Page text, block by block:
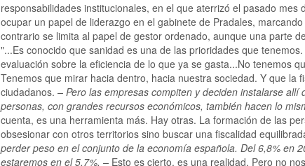
responsabilidades institucionales, en el que aterrizó el pasado
ocupar un papel de liderazgo en el gabinete de Pradales,
contrario se limita al papel de gestor ordenado, aunque una parte
"...Es conocido que sanidad es una de las prioridades que
evaluación sobre la eficiencia de lo que ya se gasta...No tenemos
Tenemos que mirar hacia dentro, hacia nuestra sociedad. Y que la
ciudadanos. – Pero las empresas compiten y deciden instalarse
personas, con grandes recursos económicos, también hacen lo
cuenta, es una herramienta más. Hay otras. La formación de las
obsesionar con otros territorios sino buscar una fiscalidad
perder peso en el conjunto de la economía española. Del 6,8% en
estaremos en el 5,7%. – Esto es cierto, es una realidad. Pero no